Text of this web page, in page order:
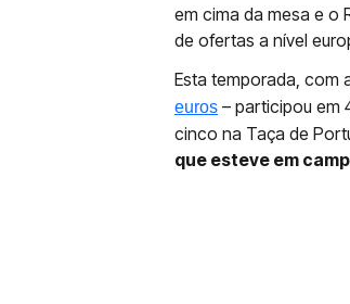
em cima da mesa e o
de ofertas a nível
Esta temporada, com
euros – participou em
cinco na Taça de
que esteve em